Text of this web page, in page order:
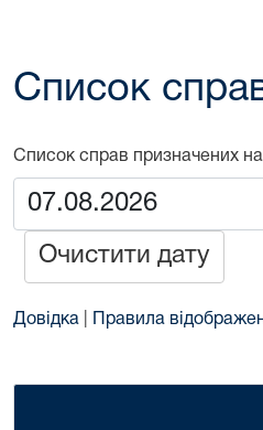
Список
Список справ призначених на
Очистити дату
Довідка Правила